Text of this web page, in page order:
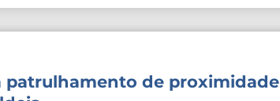
patrulhamento de proximidade